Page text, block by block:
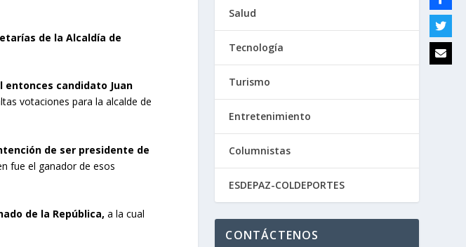
de la Alcaldía de
entonces candidato Juan
votaciones para la alcalde de
de ser presidente de
fue el ganador de esos
de la República, a la cual
Salud
Tecnología
Turismo
Entretenimiento
Columnistas
ESDEPAZ-COLDEPORTES
CONTÁCTENOS